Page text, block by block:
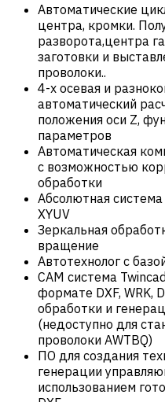
Автоматические
центра, кромки.
разворота,центра
заготовки и
проволоки..
4-х осевая и
автоматический
положения оси Z,
параметров
Автоматическая
с возможностью
обработки
Абсолютная
XYUV
Зеркальная
вращение
Автотехнолог с
САM система
формате DXF, WRK,
обработки и
(недоступно для
проволоки AWTBQ)
ПО для создания
генерации
использованием